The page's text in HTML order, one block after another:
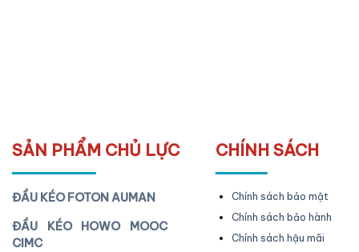
SẢN PHẨM CHỦ LỰC
ĐẦU KÉO FOTON AUMAN
ĐẦU KÉO HOWO MOOC
CIMC
CHÍNH SÁCH
Chính sách bảo mật
Chính sách bảo hành
Chính sách hậu mãi